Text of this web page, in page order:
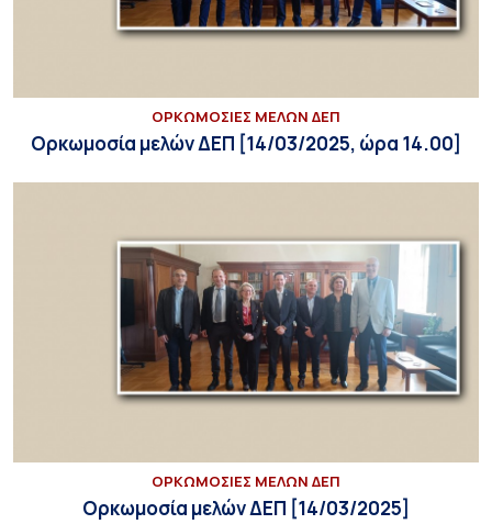
ΟΡΚΩΜΟΣΙΕΣ ΜΕΛΩΝ ΔΕΠ
Ορκωμοσία μελών ΔΕΠ [14/03/2025, ώρα 14.00]
ΟΡΚΩΜΟΣΙΕΣ ΜΕΛΩΝ ΔΕΠ
Ορκωμοσία μελών ΔΕΠ [14/03/2025]